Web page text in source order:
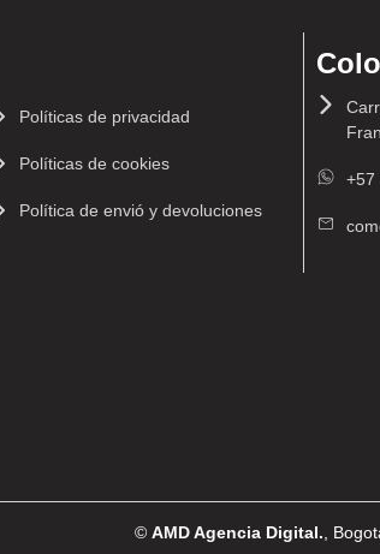
Políticas de privacidad
Políticas de cookies
Política de envió y devoluciones
+57
© AMD Agencia Digital. ,